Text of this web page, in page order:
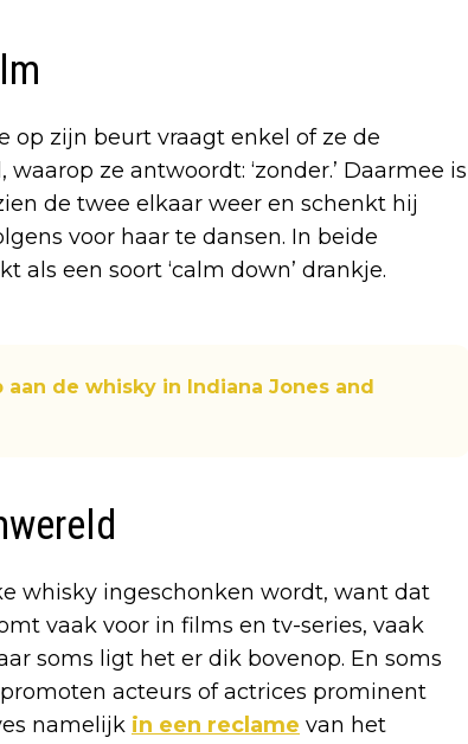
op zijn beurt vraagt enkel of ze de
ze antwoordt: ‘zonder.’ Daarmee is
de twee elkaar weer en schenkt hij
voor haar te dansen. In beide
een soort ‘calm down’ drankje.
aan de whisky in Indiana Jones and
whisky ingeschonken wordt, want dat
vaak voor in films en tv-series, vaak
soms ligt het er dik bovenop. En soms
acteurs of actrices prominent
namelijk in een reclame van het